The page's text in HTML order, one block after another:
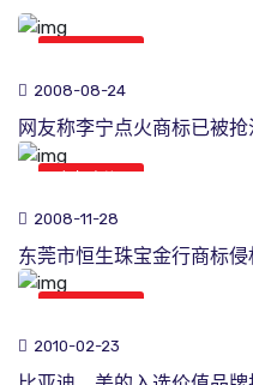
2008-08-24
网友称李宁点火商标已被抢
2008-11-28
东莞市恒生珠宝金行商标
2010-02-23